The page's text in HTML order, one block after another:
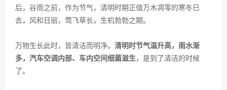
后，谷雨之前， 作为节气，清明时期正值万木凋零的寒冬已
去，风和日丽，莺飞草长，生机勃勃之期。
万物生长此时，皆清洁而明净。 清明时节气温升高，雨水渐
多，汽车空调内部、车内空间细菌滋生，是到了清洁的时候
了。